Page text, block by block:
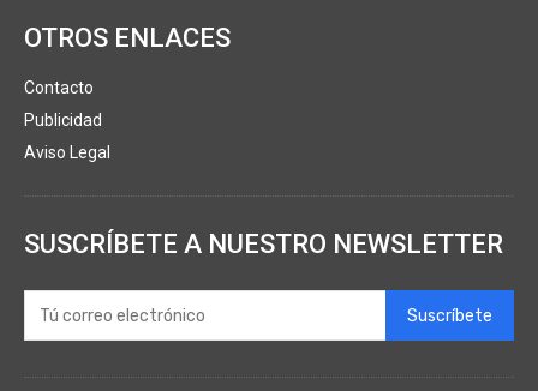
OTROS ENLACES
Contacto
Publicidad
Aviso Legal
SUSCRÍBETE A NUESTRO NEWSLETTER
Suscríbete